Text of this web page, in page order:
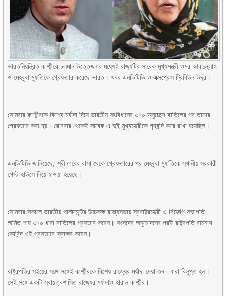
ভারতনিয়ন্ত্রিত কাশ্মীরে চলমান উত্তেজনার মধ্যেই রাজ্যটির সাবেক মুখ্যমন্ত্রী ওমর আবদুল্লাহ
ও মেহবুবা মুফতিকে গ্রেফতার করেছে ভারত। খবর এনডিটিভি ও এক্সপ্রেস ট্রিবিউন উর্দূর।
সোমবার কাশ্মীরকে বিশেষ মর্যাদা দিয়ে ভারতীয় সংবিধানের ৩৭০ অনুচ্ছেদ বাতিলের পর তাদের
গ্রেফতার করা হয়। রোববার থেকেই সাবেক এ দুই মুখ্যমন্ত্রীকে গৃহবন্দি করে রাখা হয়েছিল।
এনডিটিভি জানিয়েছে, শ্রীনগরের বাসা থেকে গ্রেফতারের পর মেহবুবা মুফতিকে স্থানীয় সরকারী
গেস্ট হাউসে নিয়ে যাওয়া হয়েছে।
সোমবার সকালে ভারতীয় পার্লামেন্টের উচ্চকক্ষ রাজ্যসভায় স্বরাষ্ট্রমন্ত্রী ও বিজেপি সভাপতি
অমিত শাহ ৩৭০ ধারা বাতিলের প্রস্তাব করেন। সংসদের অনুমোদনের পরই রাষ্ট্রপতি রামনাথ
কোবিন্দ এই প্রস্তাবে স্বাক্ষর করেন।
রাষ্ট্রপতির সইয়ের সঙ্গে সঙ্গেই কাশ্মীরকে বিশেষ রাজ্যের মর্যাদা দেয়া ৩৭০ ধারা বিলুপ্ত হল।
সেই সঙ্গে একটি স্বায়ত্বশাসিত রাজ্যের মর্যাদাও হারাল কাশ্মীর।